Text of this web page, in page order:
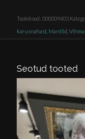
Tootekood: 000009403
karusnahast, Mantlid,
Seotud tooted